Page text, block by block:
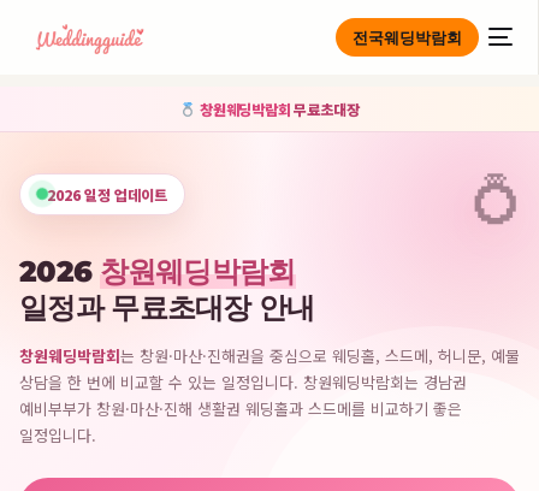
전국웨딩박람회
창원웨딩박람회무료초대장
2026 일정 업데이트
2026 창원웨딩박람회
일정과 무료초대장 안내
창원웨딩박람회는 창원·마산·진해권을 중심으로 웨딩홀, 스드메, 허니문, 예물
상담을 한 번에 비교할 수 있는 일정입니다. 창원웨딩박람회는 경남권
예비부부가 창원·마산·진해 생활권 웨딩홀과 스드메를 비교하기 좋은
일정입니다.